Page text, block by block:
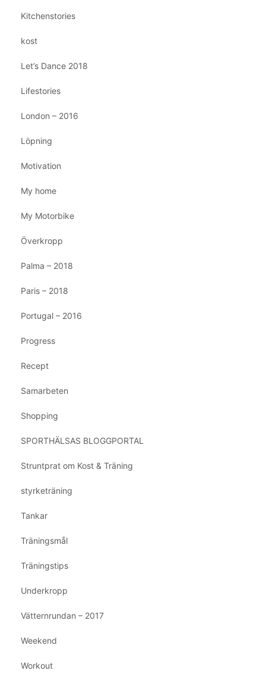
Kitchenstories
kost
Let’s Dance 2018
Lifestories
London – 2016
Löpning
Motivation
My home
My Motorbike
Överkropp
Palma – 2018
Paris – 2018
Portugal – 2016
Progress
Recept
Samarbeten
Shopping
SPORTHÄLSAS BLOGGPORTAL
Struntprat om Kost & Träning
styrketräning
Tankar
Träningsmål
Träningstips
Underkropp
Vätternrundan – 2017
Weekend
Workout